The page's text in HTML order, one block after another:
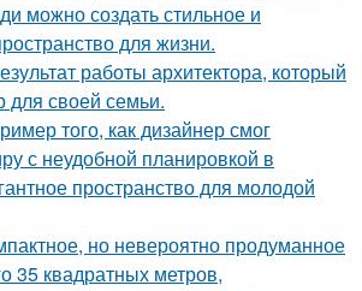
можно создать стильное и
для жизни.
работы архитектора, который
для своей семьи.
того, как дизайнер смог
с неудобной планировкой в
пространство для молодой
но невероятно продуманное
35 квадратных метров,